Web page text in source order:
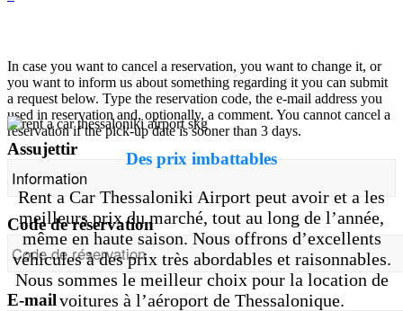
In case you want to cancel a reservation, you want to change it, or
you want to inform us about something regarding it you can submit
a request below. Type the reservation code, the e-mail address you
used in reservation and, optionally, a comment. You cannot cancel a
reservation if the pick-up date is sooner than 3 days.
Assujettir
Code de réservation
E-mail
Des prix imbattables
Rent a Car Thessaloniki Airport peut avoir et a les
meilleurs prix du marché, tout au long de l’année,
même en haute saison. Nous offrons d’excellents
véhicules à des prix très abordables et raisonnables.
Nous sommes le meilleur choix pour la location de
voitures à l’aéroport de Thessalonique.